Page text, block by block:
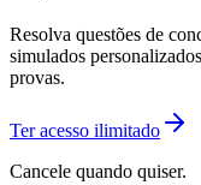
Resolva questões de
simulados
provas.
Ter acesso ilimitado
Cancele quando quiser.